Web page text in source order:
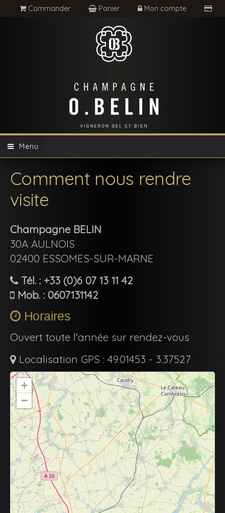
Commander Panier Mon compte
Menu
Comment nous rendre
visite
Champagne BELIN
30A AULNOIS
02400 ESSOMES-SUR-MARNE
Tél. : +33 (0)6 07 13 11 42
Mob. : 0607131142
Horaires
Ouvert toute l'année sur rendez-vous
Localisation GPS : 49.01453 - 3.37527
+
−